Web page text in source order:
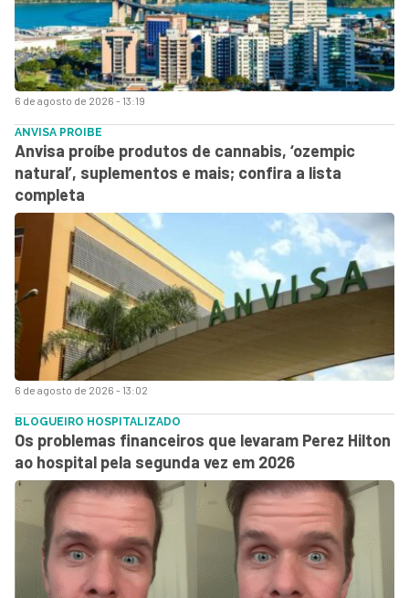
6 de agosto de 2026 - 13:19
6 de agosto de 2026 - 13:02
ANVISA PROIBE
Anvisa proíbe produtos de cannabis, ‘ozempic
natural’, suplementos e mais; confira a lista
completa
BLOGUEIRO HOSPITALIZADO
Os problemas financeiros que levaram Perez Hilton
ao hospital pela segunda vez em 2026